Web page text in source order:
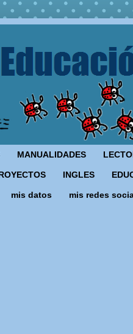
MANUALIDADES
INGLES
mis datos mis redes